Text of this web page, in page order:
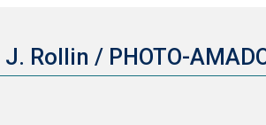
J. Rollin / PHOTO-